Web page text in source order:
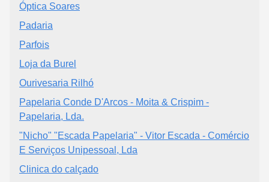
Óptica Soares
Padaria
Parfois
Loja da Burel
Ourivesaria Rilhó
Papelaria Conde D'Arcos - Moita & Crispim -
Papelaria, Lda.
"Nicho" "Escada Papelaria" - Vitor Escada - Comércio
E Serviços Unipessoal, Lda
Clinica do calçado